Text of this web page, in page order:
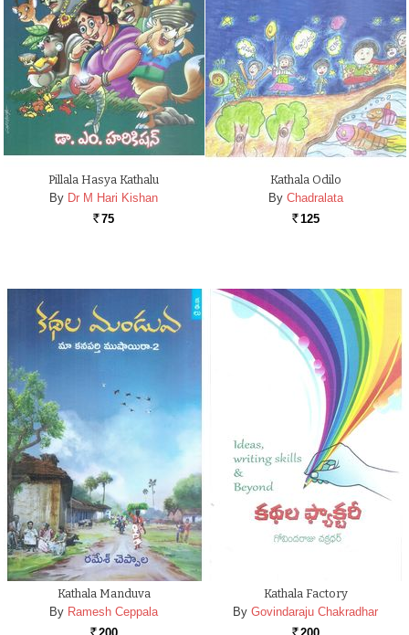
Pillala Hasya Kathalu
By Dr M Hari Kishan
Rs. 75
Kathala Odilo
By Chadralata
Rs. 125
Kathala Manduva
By Ramesh Ceppala
Rs.
Kathala Factory
By Govindaraju Chakradhar
Rs.